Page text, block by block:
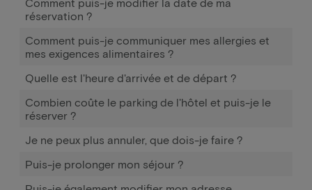
réservation ?
Comment puis-je communiquer mes allergies et
mes exigences alimentaires ?
Quelle est l'heure d'arrivée et de départ ?
Combien coûte le parking de l'hôtel et puis-je le
réserver ?
Je ne peux plus annuler, que dois-je faire ?
Puis-je prolonger mon séjour ?